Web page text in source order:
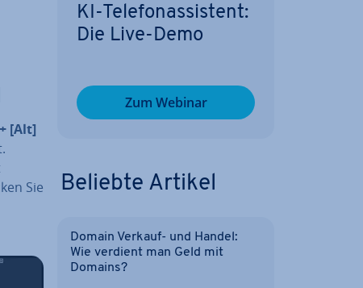
[Alt]
Sie
KI-Te­le­fon­as­sis­tent:
Die Live-Demo
Zum Webinar
Beliebte Artikel
Domain Verkauf- und Handel:
Wie verdient man Geld mit
Domains?